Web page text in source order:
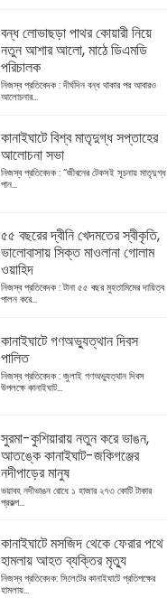
বন্ধ লোভাছড়া পাথর কোয়ারী নিয়ে
নতুন আশার আলো, মাঠে ডিএমডি
পরিচালক
নিজস্ব প্রতিবেদক : দীর্ঘদিন বন্ধ থাকার পর আবারও
আলোচনার...
কানাইঘাটে বিশ্ব মাতৃদুগ্ধ সপ্তাহের
আলোচনা সভা
নিজস্ব প্রতিবেদক : “জীবনের টেকসই সূচনায় মাতৃদুগ্ধ
পান...
৫৫ বছরের দ্বীনি খেদমতের স্বীকৃতি,
ভালোবাসায় সিক্ত মাওলানা গোলাম
ওয়াহিদ
নিজস্ব প্রতিবেদক : টানা ৫৫ বছর মুহতামিমের দায়িত্ব
পালন করে...
কানাইঘাটে গণঅভ্যুত্থান দিবস
পালিত
নিজস্ব প্রতিবেদক : জুলাই গণঅভ্যুত্থান দিবস
উপলক্ষে কানাইঘাট...
সুরমা-কুশিয়ারায় নতুন করে ভাঙন,
আতঙ্কে কানাইঘাট-জকিগঞ্জের
নদীপাড়ের মানুষ
ভয়াবহ নদীভাঙন রোধে ১ হাজার ২৭৩ কোটি টাকার
প্রকল্প...
কানাইঘাটে মসজিদ থেকে ফেরার পথে
হামলায় আহত ব্যক্তির মৃত্যু
নিজস্ব প্রতিবেদক: সিলেটের কানাইঘাটে প্রতিপক্ষের
হামলায়...